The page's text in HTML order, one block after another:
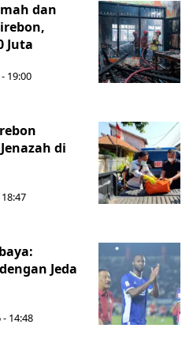
dan
Juta
19:00
di
Jeda
14:48